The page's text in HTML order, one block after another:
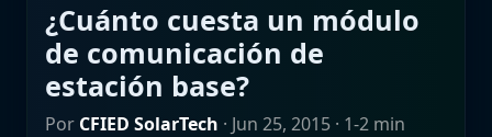
¿Cuánto cuesta un módulo
de comunicación de
estación base?
Por CFIED SolarTech · Jun 25, 2015 · 1-2 min